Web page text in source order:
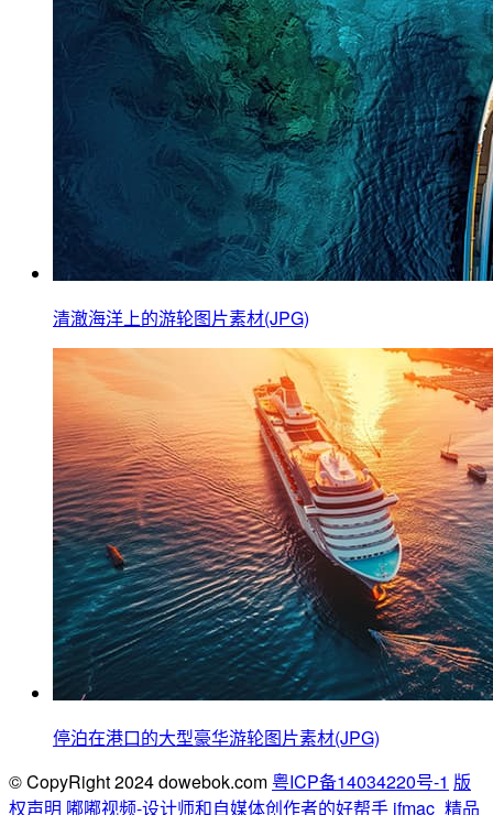
清澈海洋上的游轮图片素材(JPG)
停泊在港口的大型豪华游轮图片素材(JPG)
© CopyRight 2024 dowebok.com 粤ICP备14034220号-1 版
权声明 嘟嘟视频-设计师和自媒体创作者的好帮手 ifmac_精品